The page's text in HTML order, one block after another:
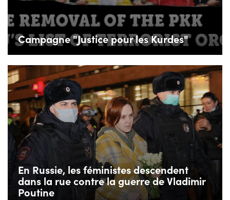
Campagne "Justice pour les Kurdes"
En Russie, les féministes descendent
dans la rue contre la guerre de Vladimir
Poutine